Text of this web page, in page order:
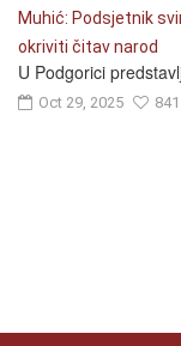
U Podgorici
Oct 29, 2025 841